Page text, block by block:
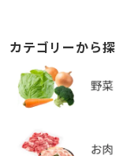
カテゴリーから